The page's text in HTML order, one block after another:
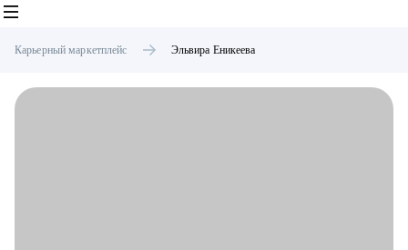
Карьерный маркетплейс Эльвира Еникеева